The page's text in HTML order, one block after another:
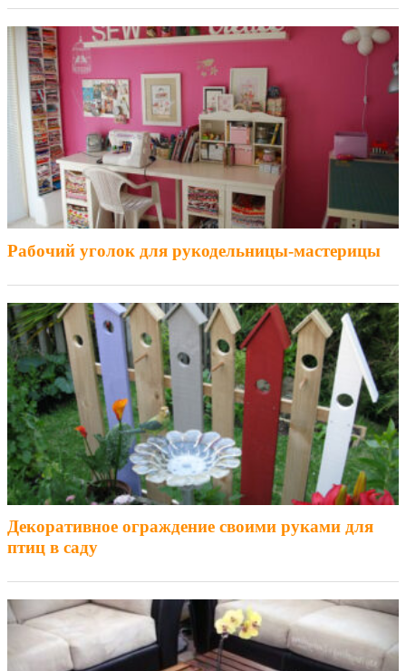
Рабочий уголок для рукодельницы-мастерицы
Декоративное ограждение своими руками для
птиц в саду